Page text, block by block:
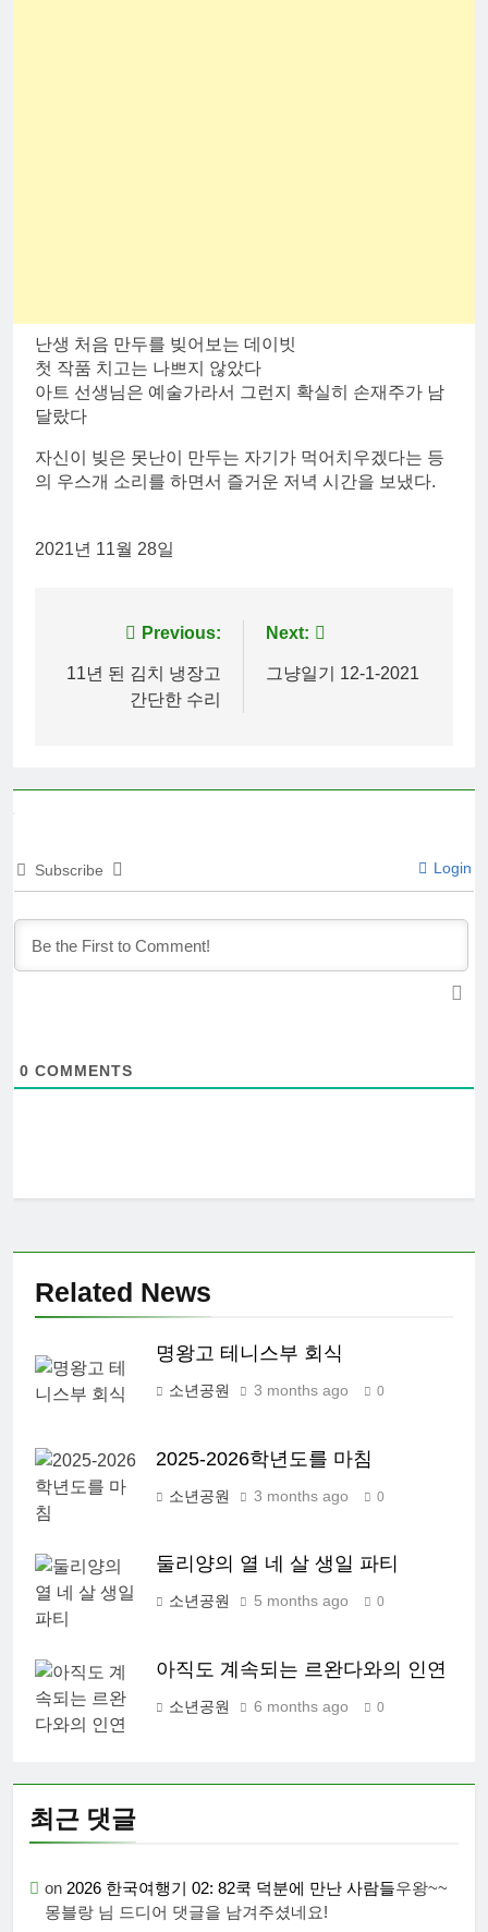
난생 처음 만두를 빚어보는 데이빗
첫 작품 치고는 나쁘지 않았다
아트 선생님은 예술가라서 그런지 확실히 손재주가 남
달랐다
자신이 빚은 못난이 만두는 자기가 먹어치우겠다는 등
의 우스개 소리를 하면서 즐거운 저녁 시간을 보냈다.
2021년 11월 28일
navigation
Previous:
11년 된 김치 냉장고
간단한 수리
Next:
그냥일기 12-1-2021
Subscribe Login
0 COMMENTS
Related News
명왕고 테니스부 회식
소년공원 3 months ago 0
2025-2026학년도를 마침
소년공원 3 months ago 0
둘리양의 열 네 살 생일 파티
소년공원 5 months ago 0
아직도 계속되는 르완다와의 인연
소년공원 6 months ago 0
최근 댓글
on 2026 한국여행기 02: 82쿡 덕분에 만난 사람들우왕~~
몽블랑 님 드디어 댓글을 남겨주셨네요!